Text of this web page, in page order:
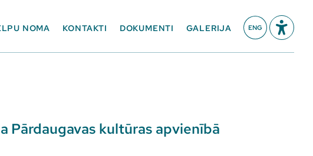
NOMA KONTAKTI DOKUMENTI GALERIJA ENG
Pārdaugavas kultūras apvienībā